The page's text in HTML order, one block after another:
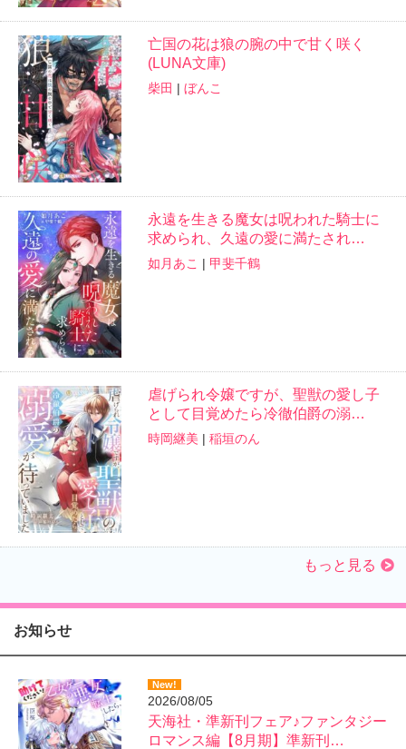
亡国の花は狼の腕の中で甘く咲く
(LUNA文庫)
柴田 | ぼんこ
永遠を生きる魔女は呪われた騎士に
求められ、久遠の愛に満たされ…
如月あこ | 甲斐千鶴
虐げられ令嬢ですが、聖獣の愛し子
として目覚めたら冷徹伯爵の溺…
時岡継美 | 稲垣のん
もっと見る
お知らせ
New!
2026/08/05
天海社・準新刊フェア♪ファンタジー
ロマンス編【8月期】準新刊…